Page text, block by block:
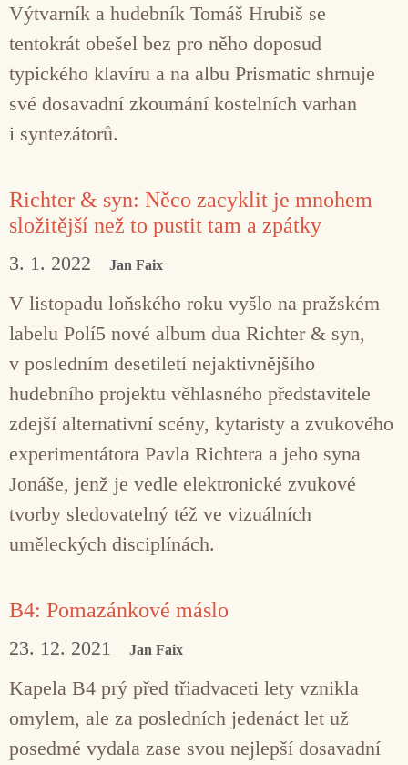
Výtvarník a hudebník Tomáš Hrubiš se
tentokrát obešel bez pro něho doposud
typického klavíru a na albu Prismatic shrnuje
své dosavadní zkoumání kostelních varhan
i syntezátorů.
Richter & syn: Něco zacyklit je mnohem
složitější než to pustit tam a zpátky
3. 1. 2022 Jan Faix
V listopadu loňského roku vyšlo na pražském
labelu Polí5 nové album dua Richter & syn,
v posledním desetiletí nejaktivnějšího
hudebního projektu věhlasného představitele
zdejší alternativní scény, kytaristy a zvukového
experimentátora Pavla Richtera a jeho syna
Jonáše, jenž je vedle elektronické zvukové
tvorby sledovatelný též ve vizuálních
uměleckých disciplínách.
B4: Pomazánkové máslo
23. 12. 2021 Jan Faix
Kapela B4 prý před třiadvaceti lety vznikla
omylem, ale za posledních jedenáct let už
posedmé vydala zase svou nejlepší dosavadní